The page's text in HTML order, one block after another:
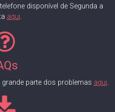
disponível de Segunda a
aqui.
parte dos problemas aqui.